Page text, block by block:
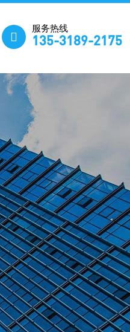

服务热线
135-3189-2175